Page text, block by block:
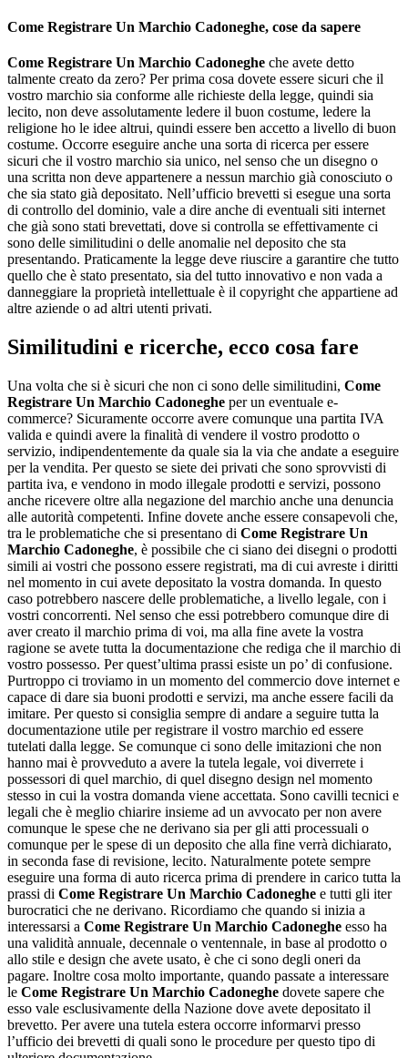
Come Registrare Un Marchio Cadoneghe, cose da sapere
Come Registrare Un Marchio Cadoneghe che avete detto
talmente creato da zero? Per prima cosa dovete essere sicuri che il
vostro marchio sia conforme alle richieste della legge, quindi sia
lecito, non deve assolutamente ledere il buon costume, ledere la
religione ho le idee altrui, quindi essere ben accetto a livello di buon
costume. Occorre eseguire anche una sorta di ricerca per essere
sicuri che il vostro marchio sia unico, nel senso che un disegno o
una scritta non deve appartenere a nessun marchio già conosciuto o
che sia stato già depositato. Nell’ufficio brevetti si esegue una sorta
di controllo del dominio, vale a dire anche di eventuali siti internet
che già sono stati brevettati, dove si controlla se effettivamente ci
sono delle similitudini o delle anomalie nel deposito che sta
presentando. Praticamente la legge deve riuscire a garantire che tutto
quello che è stato presentato, sia del tutto innovativo e non vada a
danneggiare la proprietà intellettuale è il copyright che appartiene ad
altre aziende o ad altri utenti privati.
Similitudini e ricerche, ecco cosa fare
Una volta che si è sicuri che non ci sono delle similitudini, Come
Registrare Un Marchio Cadoneghe per un eventuale e-
commerce? Sicuramente occorre avere comunque una partita IVA
valida e quindi avere la finalità di vendere il vostro prodotto o
servizio, indipendentemente da quale sia la via che andate a eseguire
per la vendita. Per questo se siete dei privati che sono sprovvisti di
partita iva, e vendono in modo illegale prodotti e servizi, possono
anche ricevere oltre alla negazione del marchio anche una denuncia
alle autorità competenti. Infine dovete anche essere consapevoli che,
tra le problematiche che si presentano di Come Registrare Un
Marchio Cadoneghe, è possibile che ci siano dei disegni o prodotti
simili ai vostri che possono essere registrati, ma di cui avreste i diritti
nel momento in cui avete depositato la vostra domanda. In questo
caso potrebbero nascere delle problematiche, a livello legale, con i
vostri concorrenti. Nel senso che essi potrebbero comunque dire di
aver creato il marchio prima di voi, ma alla fine avete la vostra
ragione se avete tutta la documentazione che rediga che il marchio di
vostro possesso. Per quest’ultima prassi esiste un po’ di confusione.
Purtroppo ci troviamo in un momento del commercio dove internet e
capace di dare sia buoni prodotti e servizi, ma anche essere facili da
imitare. Per questo si consiglia sempre di andare a seguire tutta la
documentazione utile per registrare il vostro marchio ed essere
tutelati dalla legge. Se comunque ci sono delle imitazioni che non
hanno mai è provveduto a avere la tutela legale, voi diverrete i
possessori di quel marchio, di quel disegno design nel momento
stesso in cui la vostra domanda viene accettata. Sono cavilli tecnici e
legali che è meglio chiarire insieme ad un avvocato per non avere
comunque le spese che ne derivano sia per gli atti processuali o
comunque per le spese di un deposito che alla fine verrà dichiarato,
in seconda fase di revisione, lecito. Naturalmente potete sempre
eseguire una forma di auto ricerca prima di prendere in carico tutta la
prassi di Come Registrare Un Marchio Cadoneghe e tutti gli iter
burocratici che ne derivano. Ricordiamo che quando si inizia a
interessarsi a Come Registrare Un Marchio Cadoneghe esso ha
una validità annuale, decennale o ventennale, in base al prodotto o
allo stile e design che avete usato, è che ci sono degli oneri da
pagare. Inoltre cosa molto importante, quando passate a interessare
le Come Registrare Un Marchio Cadoneghe dovete sapere che
esso vale esclusivamente della Nazione dove avete depositato il
brevetto. Per avere una tutela estera occorre informarvi presso
l’ufficio dei brevetti di quali sono le procedure per questo tipo di